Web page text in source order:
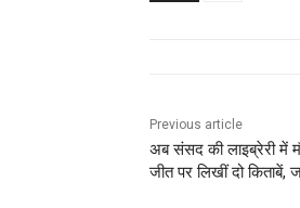
Previous article
अब संसद की लाइब्रेरी में
जीत पर लिखीं दो किताबें,